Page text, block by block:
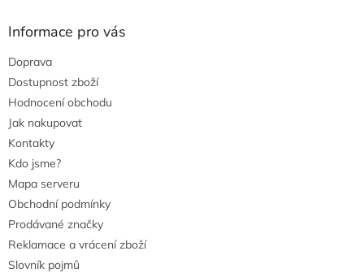
Informace pro vás
Doprava
Dostupnost zboží
Hodnocení obchodu
Jak nakupovat
Kontakty
Kdo jsme?
Mapa serveru
Obchodní podmínky
Prodávané značky
Reklamace a vrácení zboží
Slovník pojmů